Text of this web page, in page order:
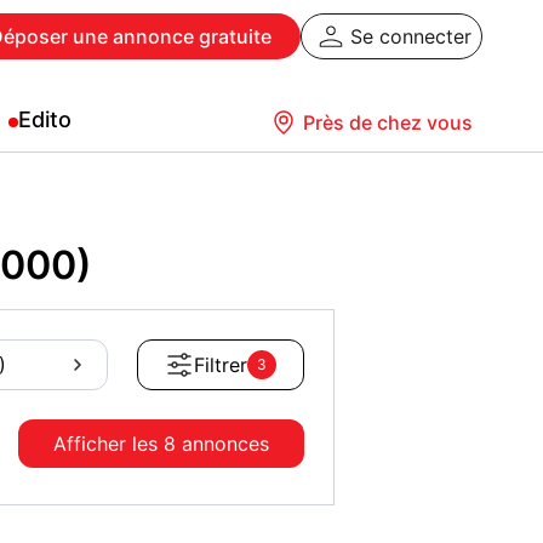
une annonce gratuite Se connecter
Edito Près de chez vous
Filtrer 3
Afficher les 8 annonces